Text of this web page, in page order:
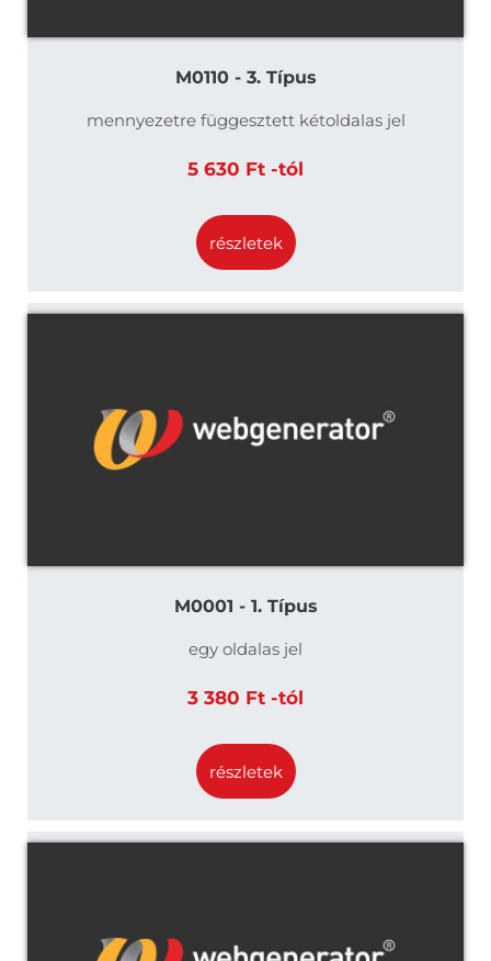
M0110 - 3. Típus
mennyezetre függesztett kétoldalas jel
5 630 Ft -tól
részletek
M0001 - 1. Típus
egy oldalas jel
3 380 Ft -tól
részletek